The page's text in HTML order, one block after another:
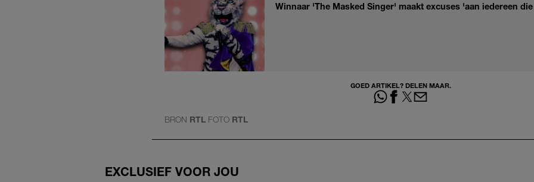
Winnaar 'The Masked Singer' maakt excuses 'aan iedereen
GOED ARTIKEL? DELEN MAAR.
BRON RTL FOTO RTL
EXCLUSIEF VOOR JOU